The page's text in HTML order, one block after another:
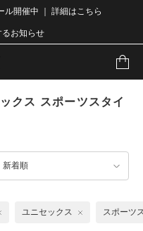
ル開催中 ｜ 詳細はこちら
お知らせ
クス スポーツスタイ
新着順
ユニセックス スポーツ